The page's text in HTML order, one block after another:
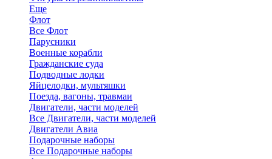
Еще
Флот
Все Флот
Парусники
Военные корабли
Гражданские суда
Подводные лодки
Яйцелодки, мультяшки
Поезда, вагоны, травмаи
Двигатели, части моделей
Все Двигатели, части моделей
Двигатели Авиа
Подарочные наборы
Все Подарочные наборы